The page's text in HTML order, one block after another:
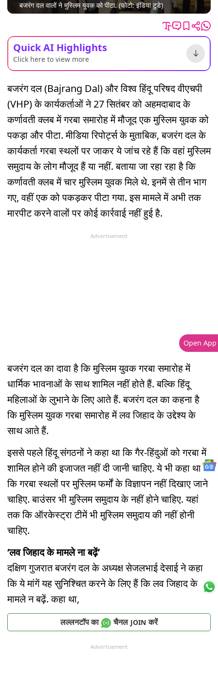
बजरंग दल वालों ने मुस्लिम युवक को पीटा. (फोटो: इंडिया टुडे)
Quick AI Highlights
Click here to view more
बजरंग दल (Bajrang Dal) और विश्व हिंदू परिषद वीएचपी
(VHP) के कार्यकर्ताओं ने 27 सितंबर को अहमदाबाद के
कर्णावती क्लब में गरबा समारोह में मौजूद एक मुस्लिम युवक को
पकड़ा और पीटा. मीडिया रिपोर्ट्स के मुताबिक, बजरंग दल के
कार्यकर्ता गरबा स्थलों पर जाकर ये जांच रहे हैं कि वहां मुस्लिम
समुदाय के लोग मौजूद हैं या नहीं. बताया जा रहा रहा है कि
कर्णावती क्लब में चार मुस्लिम युवक मिले थे. इनमें से तीन भाग
गए, वहीं एक को पकड़कर पीटा गया. इस मामले में अभी तक
मारपीट करने वालों पर कोई कार्रवाई नहीं हुई है.
Advertisement
बजरंग दल का दावा है कि मुस्लिम युवक गरबा समारोह में
धार्मिक भावनाओं के साथ शामिल नहीं होते हैं. बल्कि हिंदू
महिलाओं के लुभाने के लिए आते हैं. बजरंग दल का कहना है
कि मुस्लिम युवक गरबा समारोह में लव जिहाद के उद्देश्य के
साथ आते हैं.
इससे पहले हिंदू संगठनों ने कहा था कि गैर-हिंदुओं को गरबा में
शामिल होने की इजाजत नहीं दी जानी चाहिए. ये भी कहा था
कि गरबा स्थलों पर मुस्लिम फर्मों के विज्ञापन नहीं दिखाए जाने
चाहिए. बाउंसर भी मुस्लिम समुदाय के नहीं होने चाहिए. यहां
तक कि ऑरकेस्ट्रा टीमें भी मुस्लिम समुदाय की नहीं होनी
चाहिए.
‘लव जिहाद के मामले ना बढ़ें’
दक्षिण गुजरात बजरंग दल के अध्यक्ष सेजलभाई देसाई ने कहा
कि ये मांगें यह सुनिश्चित करने के लिए हैं कि लव जिहाद के
मामले न बढ़ें. कहा था,
लल्लनटॉप का चैनल JOIN करें
Advertisement
Open App